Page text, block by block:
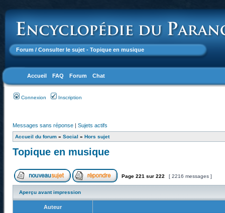
Forum / Consulter le sujet - Topique en musique
Accueil FAQ Forum Chat
Connexion Inscription
Messages sans réponse | Sujets actifs
Accueil du forum » Social » Hors sujet
Topique en musique
Page 221 sur 222 [ 2216 messages ]
Aperçu avant impression
Auteur